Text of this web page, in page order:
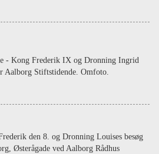
- Kong Frederik IX og Dronning Ingrid
Aalborg Stiftstidende. Omfoto.
den 8. og Dronning Louises besøg
Østerågade ved Aalborg Rådhus